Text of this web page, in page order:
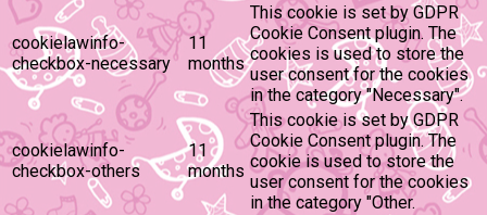
cookielawinfo-
checkbox-necessary
11
months
This cookie is set by GDPR
Cookie Consent plugin. The
cookies is used to store the
user consent for the cookies
in the category "Necessary".
cookielawinfo-
checkbox-others
11
months
This cookie is set by GDPR
Cookie Consent plugin. The
cookie is used to store the
user consent for the cookies
in the category "Other.